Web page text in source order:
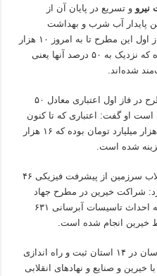
نیرو و تسریع در پایان آن از
پایدار آب شرب و بهداشت
روستاهای سرزمین است فرمود: در فاز اول این مطرح تا به امروز ۱۰ هزار
روستای دارای تنش آبی شناسایی شده که نزدیک به ۵۰ درصد آنها یعنی
امینی با اشاره به این که برای این مطرح در فاز اول اعتباری معادل ۵۰
است او گفت: اعتباری که تا کنون
برای این مطرح به تصویب رسیده ۲۲ هزار میلیارد تومان بوده که ۱۶ هزار
هزینه شده است.
مدیرعامل شرکت مهندسی آب و فاضلاب سرزمین از پیشرفت فیزیکی ۴۶
شراکت خیرین در مطرح جهاد
آبرسانی قابل دقت بوده، به صورتی که احداث تاسیسات آبرسانی ۶۳۱
امینی با گفتن این که مجمع خیرین آبرسان در ۱۴ استان ثبت و راه اندازی
خیرین و صنایع و نهادهای انقلابی